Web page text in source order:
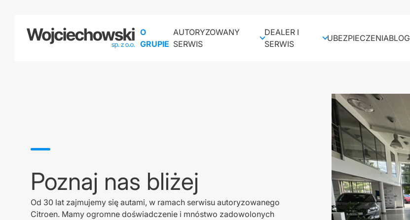
O
GRUPIE
AUTORYZOWANY
SERWIS
BOSCH – SERWIS
SERWIS NAPRAW
POWYPADKOWYCH
STACJA KONTROLI
POJAZDÓW
DEALER I
SERWIS
UBEZPIECZENIABLOG
Poznaj nas bliżej
Od 30 lat zajmujemy się autami, w ramach serwisu autoryzowanego
Citroen. Mamy ogromne doświadczenie i mnóstwo zadowolonych